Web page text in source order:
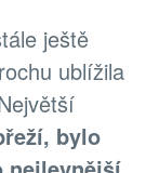
ještě
ublížila
bylo